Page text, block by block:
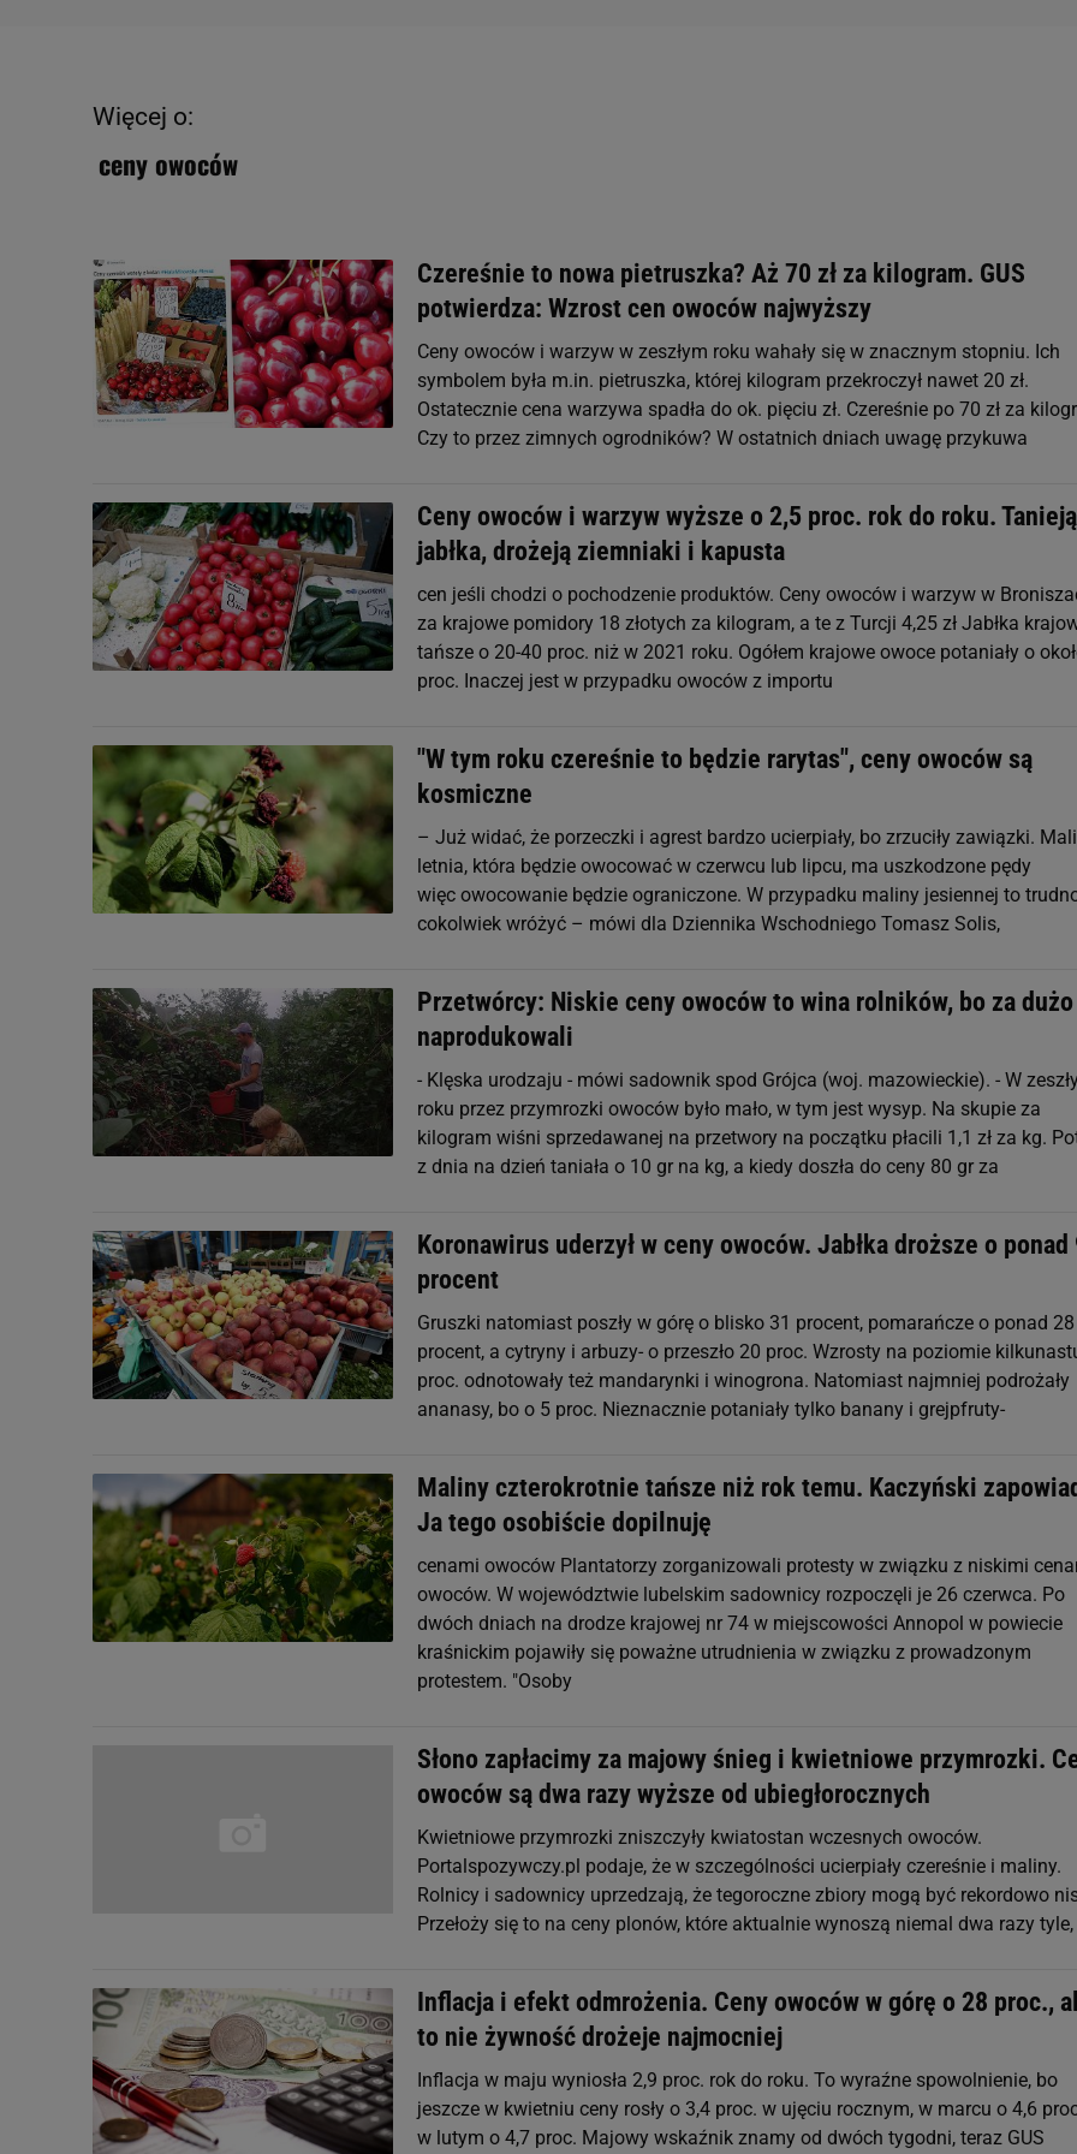
Więcej o:
ceny owoców
Czereśnie to nowa pietruszka? Aż 70 zł za kilogram. GUS
potwierdza: Wzrost cen owoców najwyższy
Ceny owoców i warzyw w zeszłym roku wahały się w znacznym stopniu. Ich
symbolem była m.in. pietruszka, której kilogram przekroczył nawet 20 zł.
Ostatecznie cena warzywa spadła do ok. pięciu zł. Czereśnie po 70 zł za
Czy to przez zimnych ogrodników? W ostatnich dniach uwagę przykuwa
Ceny owoców i warzyw wyższe o 2,5 proc. rok do roku. Tanieją
jabłka, drożeją ziemniaki i kapusta
cen jeśli chodzi o pochodzenie produktów. Ceny owoców i warzyw w
za krajowe pomidory 18 złotych za kilogram, a te z Turcji 4,25 zł Jabłka
tańsze o 20-40 proc. niż w 2021 roku. Ogółem krajowe owoce potaniały o
proc. Inaczej jest w przypadku owoców z importu
"W tym roku czereśnie to będzie rarytas", ceny owoców są
kosmiczne
– Już widać, że porzeczki i agrest bardzo ucierpiały, bo zrzuciły zawiązki.
letnia, która będzie owocować w czerwcu lub lipcu, ma uszkodzone pędy
więc owocowanie będzie ograniczone. W przypadku maliny jesiennej to
cokolwiek wróżyć – mówi dla Dziennika Wschodniego Tomasz Solis,
Przetwórcy: Niskie ceny owoców to wina rolników, bo za
naprodukowali
- Klęska urodzaju - mówi sadownik spod Grójca (woj. mazowieckie). - W
roku przez przymrozki owoców było mało, w tym jest wysyp. Na skupie za
kilogram wiśni sprzedawanej na przetwory na początku płacili 1,1 zł za kg.
z dnia na dzień taniała o 10 gr na kg, a kiedy doszła do ceny 80 gr za
Koronawirus uderzył w ceny owoców. Jabłka droższe o ponad
procent
Gruszki natomiast poszły w górę o blisko 31 procent, pomarańcze o ponad 28
procent, a cytryny i arbuzy- o przeszło 20 proc. Wzrosty na poziomie
proc. odnotowały też mandarynki i winogrona. Natomiast najmniej podrożały
ananasy, bo o 5 proc. Nieznacznie potaniały tylko banany i grejpfruty-
Maliny czterokrotnie tańsze niż rok temu. Kaczyński
Ja tego osobiście dopilnuję
cenami owoców Plantatorzy zorganizowali protesty w związku z niskimi
owoców. W województwie lubelskim sadownicy rozpoczęli je 26 czerwca. Po
dwóch dniach na drodze krajowej nr 74 w miejscowości Annopol w powiecie
kraśnickim pojawiły się poważne utrudnienia w związku z prowadzonym
protestem. "Osoby
Słono zapłacimy za majowy śnieg i kwietniowe przymrozki.
owoców są dwa razy wyższe od ubiegłorocznych
Kwietniowe przymrozki zniszczyły kwiatostan wczesnych owoców.
Portalspozywczy.pl podaje, że w szczególności ucierpiały czereśnie i maliny.
Rolnicy i sadownicy uprzedzają, że tegoroczne zbiory mogą być rekordowo
Przełoży się to na ceny plonów, które aktualnie wynoszą niemal dwa razy
Inflacja i efekt odmrożenia. Ceny owoców w górę o 28 proc.,
to nie żywność drożeje najmocniej
Inflacja w maju wyniosła 2,9 proc. rok do roku. To wyraźne spowolnienie, bo
jeszcze w kwietniu ceny rosły o 3,4 proc. w ujęciu rocznym, w marcu o 4,6
w lutym o 4,7 proc. Majowy wskaźnik znamy od dwóch tygodni, teraz GUS